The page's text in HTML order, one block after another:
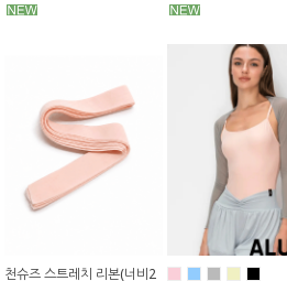
천슈즈 스트레치 리본(너비2